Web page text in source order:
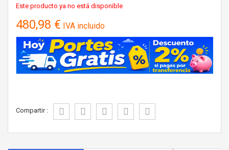
Este producto ya no está disponible
480,98 € IVA incluido
Compartir :